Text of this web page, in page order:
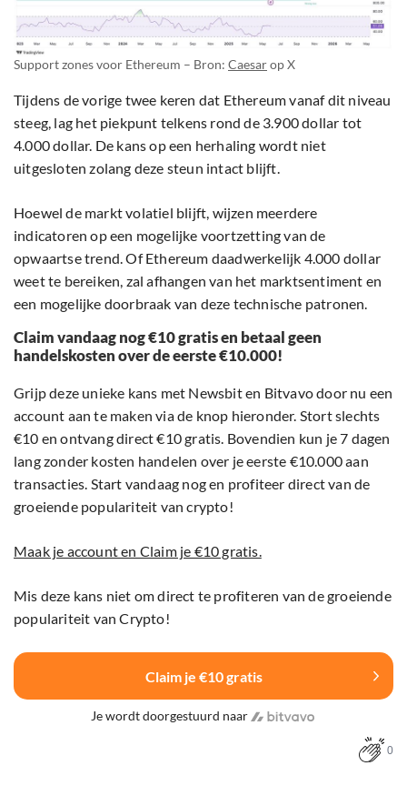
Support zones voor Ethereum – Bron: Caesarop X
Tijdens de vorige twee keren dat Ethereum vanaf dit niveau
steeg, lag het piekpunt telkens rond de 3.900 dollar tot
4.000 dollar. De kans op een herhaling wordt niet
uitgesloten zolang deze steun intact blijft.
Hoewel de markt volatiel blijft, wijzen meerdere
indicatoren op een mogelijke voortzetting van de
opwaartse trend. Of Ethereum daadwerkelijk 4.000 dollar
weet te bereiken, zal afhangen van het marktsentiment en
een mogelijke doorbraak van deze technische patronen.
Claim vandaag nog €10 gratis en betaal geen
handelskosten over de eerste €10.000!
Grijp deze unieke kans met Newsbit en Bitvavo door nu een
account aan te maken via de knop hieronder. Stort slechts
€10 en ontvang direct €10 gratis. Bovendien kun je 7 dagen
lang zonder kosten handelen over je eerste €10.000 aan
transacties. Start vandaag nog en profiteer direct van de
groeiende populariteit van crypto!
Maak je account en Claim je €10 gratis.
Mis deze kans niet om direct te profiteren van de groeiende
populariteit van Crypto!
Claim je €10 gratis
Je wordt doorgestuurd naar
0